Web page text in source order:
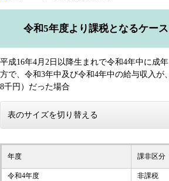
令和5年度より課税となるケース
平成16年4月2日以降生まれで令和4年中に成
方で、令和3年中及び令和4年中の給与収入が
8千円）だった場合
表のサイズを切り替える
年度 課非区分
令和4年度
非課税